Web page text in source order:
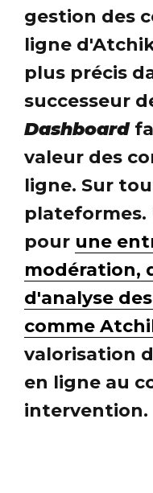
gestion des
ligne
plus précis
successeur
Dashboard
valeur des
ligne. Sur
plateformes.
pour une
modération,
d'analyse
comme
valorisation
en ligne au
intervention.